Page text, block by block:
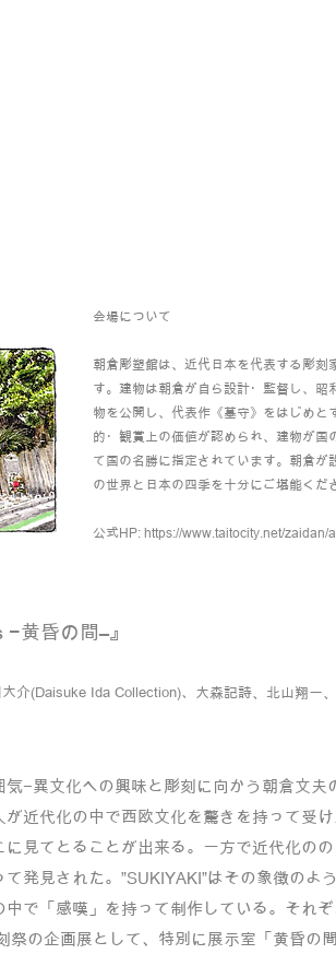
会場について
朝倉彫塑館は、近代日本を代表する彫
す。建物は朝倉が自ら設計・監督し、
物を公開し、代表作《墓守》をはじめ
的・観賞上の価値が認められ、建物が
て国の名勝に指定されています。朝倉
の世界と日本の四季を十分にご堪能くだ
公式HP:https://www.taitocity.net/zaidan/
−黄昏の間–』
−異文化への興味と彫刻に向かう朝倉文
近代化の中で西欧文化を驚きを持って受
見てとることが出来る。一方で近代化の
発見された。”SUKIYAKI”はその象徴の
で「感嘆」を持って制作している。それ
の企画展として、特別に展示室「黄昏の
大介(Daisuke Ida Collection)、 大森記詩、北山翔一